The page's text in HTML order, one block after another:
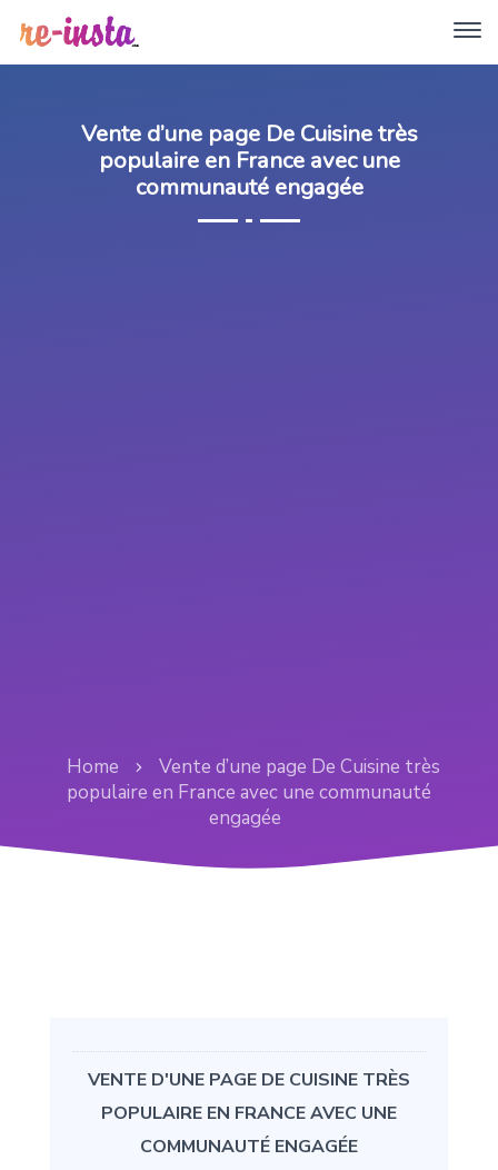
Vente d’une page De Cuisine très
populaire en France avec une
communauté engagée
Home
Vente d’une page De Cuisine très
populaire en France avec une communauté
engagée
VENTE D'UNE PAGE DE CUISINE TRÈS
POPULAIRE EN FRANCE AVEC UNE
COMMUNAUTÉ ENGAGÉE